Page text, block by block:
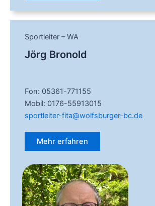
Sportleiter – WA
Jörg Bronold
Fon: 05361-771155
Mobil: 0176-55913015
sportleiter-fita@wolfsburger-bc.de
Mehr erfahren